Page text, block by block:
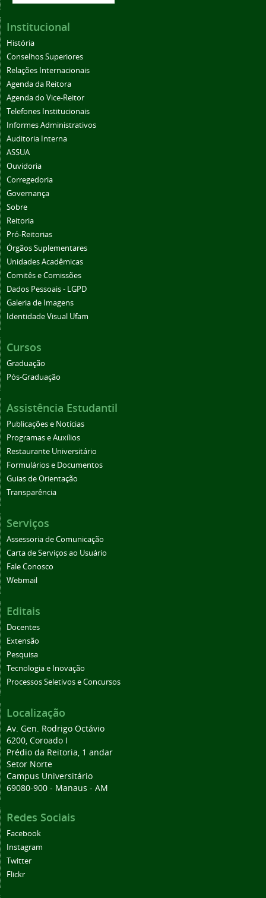
Institucional
História
Conselhos Superiores
Relações Internacionais
Agenda da Reitora
Agenda do Vice-Reitor
Telefones Institucionais
Informes Administrativos
Auditoria Interna
ASSUA
Ouvidoria
Corregedoria
Governança
Sobre
Reitoria
Pró-Reitorias
Órgãos Suplementares
Unidades Acadêmicas
Comitês e Comissões
Dados Pessoais - LGPD
Galeria de Imagens
Identidade Visual Ufam
Cursos
Graduação
Pós-Graduação
Assistência Estudantil
Publicações e Notícias
Programas e Auxílios
Restaurante Universitário
Formulários e Documentos
Guias de Orientação
Transparência
Serviços
Assessoria de Comunicação
Carta de Serviços ao Usuário
Fale Conosco
Webmail
Editais
Docentes
Extensão
Pesquisa
Tecnologia e Inovação
Processos Seletivos e Concursos
Localização
Av. Gen. Rodrigo Octávio
6200, Coroado I
Prédio da Reitoria, 1 andar
Setor Norte
Campus Universitário
69080-900 - Manaus - AM
Redes Sociais
Facebook
Instagram
Twitter
Flickr